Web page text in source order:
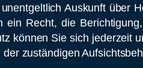
Auskunft über
ein Recht, die
können Sie sich jederzeit
zuständigen